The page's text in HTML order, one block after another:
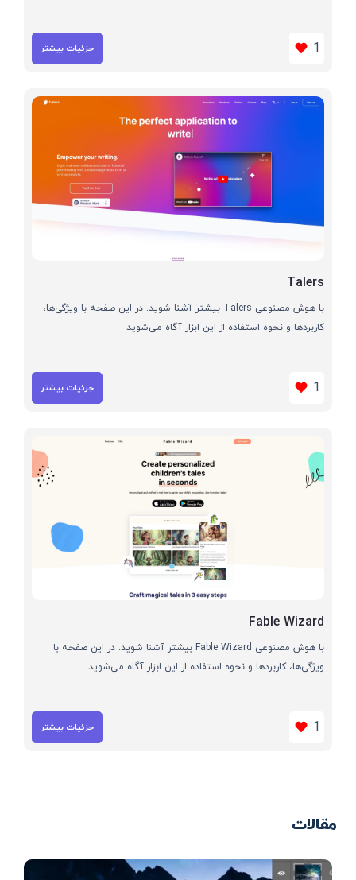
1 جزئیات بیشتر
Talers
با هوش مصنوعی Talers بیشتر آشنا شوید. در این صفحه با ویژگی‌ها،
کاربردها و نحوه استفاده از این ابزار آگاه می‌شوید
1 جزئیات بیشتر
Fable Wizard
با هوش مصنوعی Fable Wizard بیشتر آشنا شوید. در این صفحه با
ویژگی‌ها، کاربردها و نحوه استفاده از این ابزار آگاه می‌شوید
1 جزئیات بیشتر
مقالات